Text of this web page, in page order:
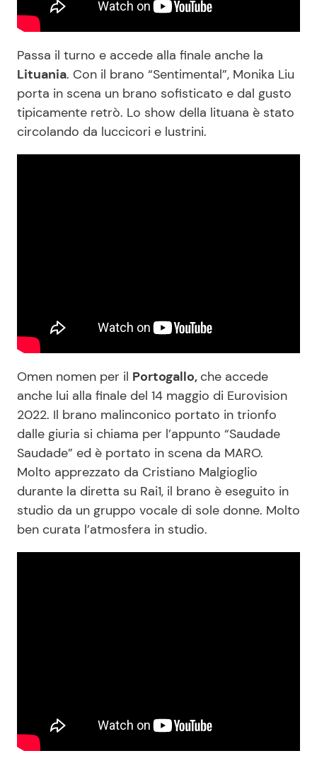
Passa il turno e accede alla finale anche la
Lituania. Con il brano “Sentimental”, Monika Liu
porta in scena un brano sofisticato e dal gusto
tipicamente retrò. Lo show della lituana è stato
circolando da luccicori e lustrini.
Omen nomen per il Portogallo, che accede
anche lui alla finale del 14 maggio di Eurovision
2022. Il brano malinconico portato in trionfo
dalle giuria si chiama per l’appunto “Saudade
Saudade” ed è portato in scena da MARO.
Molto apprezzato da Cristiano Malgioglio
durante la diretta su Rai1, il brano è eseguito in
studio da un gruppo vocale di sole donne. Molto
ben curata l’atmosfera in studio.